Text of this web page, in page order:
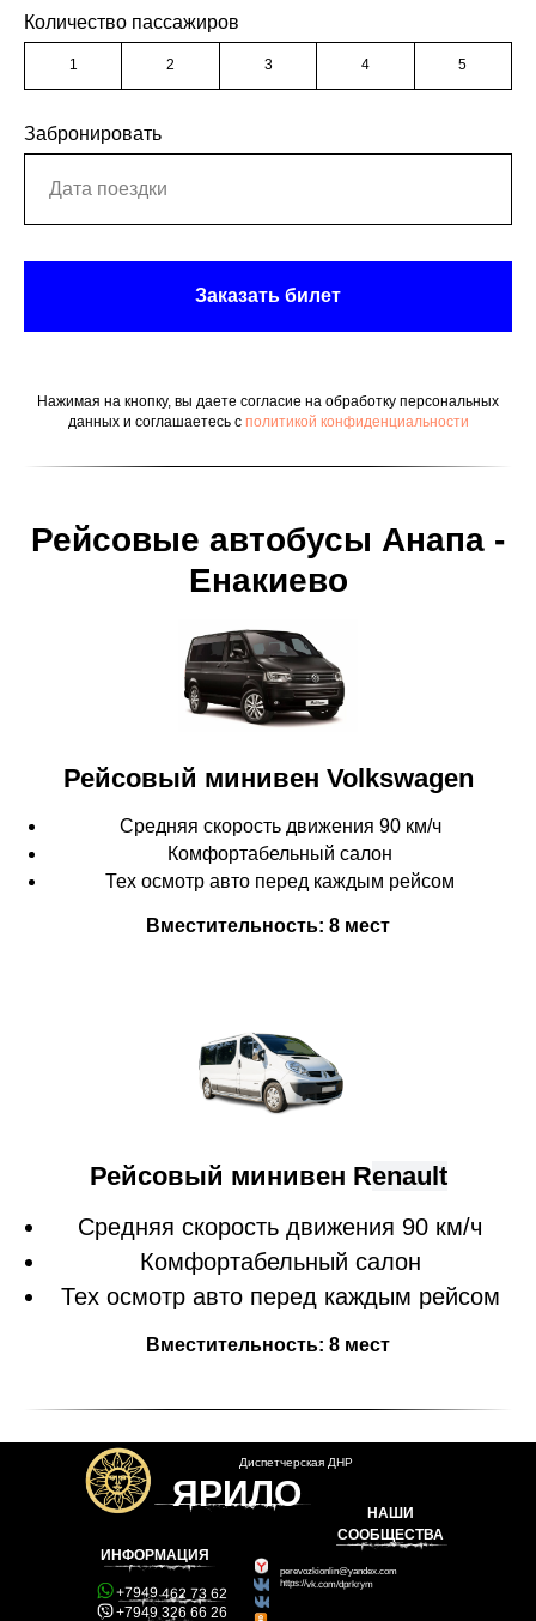
Количество пассажиров
1 2 3 4 5
Забронировать
Заказать билет
Нажимая на кнопку, вы даете согласие на обработку персональных
данных и соглашаетесь c политикой конфиденциальности
Рейсовые автобусы Анапа -
Енакиево
Рейсовый минивен Volkswagen
Средняя скорость движения 90 км/ч
Комфортабельный салон
Тех осмотр авто перед каждым рейсом
Вместительность: 8 мест
Рейсовый минивен Renault
Средняя скорость движения 90 км/ч
Комфортабельный салон
Тех осмотр авто перед каждым рейсом
Вместительность: 8 мест
Диспетчерская ДНР
ЯРИЛО
НАШИ
СООБЩЕСТВА
ИНФОРМАЦИЯ
https://vk.com/dprkrym
+7949 326 66 26
perevozkionlin@yandex.com
+7949 462 73 62